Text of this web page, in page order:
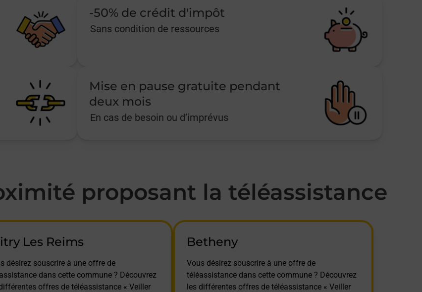
-50% de crédit d'impôt
Sans condition de ressources
Mise en pause gratuite pendant
deux mois
En cas de besoin ou d’imprévus
proposant la téléassistance
Les Reims
désirez souscrire à une offre de
dans cette commune ? Découvrez
offres de téléassistance « Veiller
Betheny
Vous désirez souscrire à une offre de
téléassistance dans cette commune ? Découvrez
les différentes offres de téléassistance « Veiller